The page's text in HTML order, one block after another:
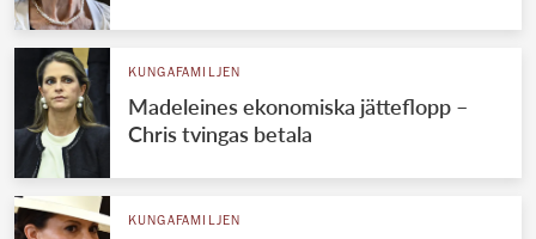
KUNGAFAMILJEN
Madeleines ekonomiska jätteflopp –
Chris tvingas betala
KUNGAFAMILJEN